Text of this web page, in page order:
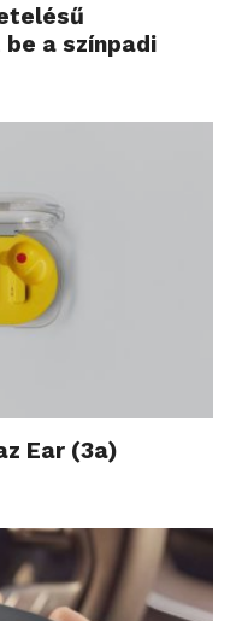
a színpadi
Ear (3a)